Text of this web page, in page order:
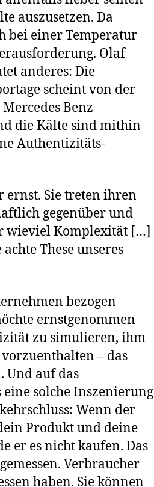
auszusetzen. Da
bei einer Temperatur
Olaf
anderes: Die
scheint von der
Benz
die Kälte sind mithin
Authentizitäts-
ernst. Sie treten ihren
gegenüber und
wieviel Komplexität […]
These unseres
bezogen
ernstgenommen
zu simulieren, ihm
– das
Und auf das
solche Inszenierung
Wenn der
Produkt und deine
er es nicht kaufen. Das
Verbraucher
haben. Sie können